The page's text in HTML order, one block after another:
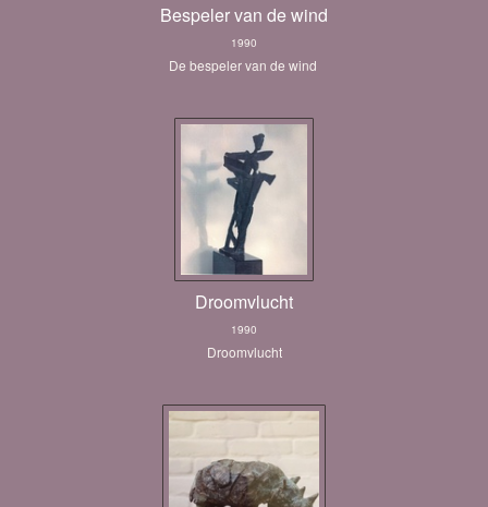
Bespeler van de wind
1990
De bespeler van de wind
Droomvlucht
1990
Droomvlucht